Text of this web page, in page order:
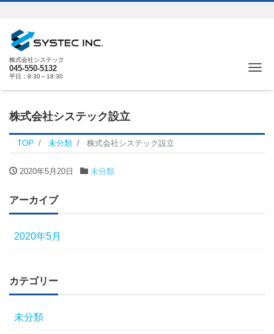
株式会社システック
045-550-5132
平日：9:30～18:30
株式会社システック設立
TOP 未分類 株式会社システック設立
2020年5月20日 未分類
アーカイブ
2020年5月
カテゴリー
未分類